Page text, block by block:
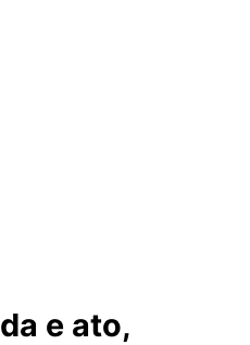
e ato,